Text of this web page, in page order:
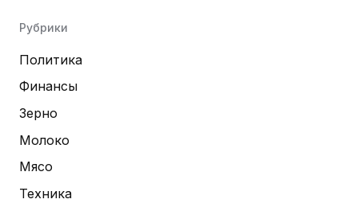
Рубрики
Политика
Финансы
Зерно
Молоко
Мясо
Техника